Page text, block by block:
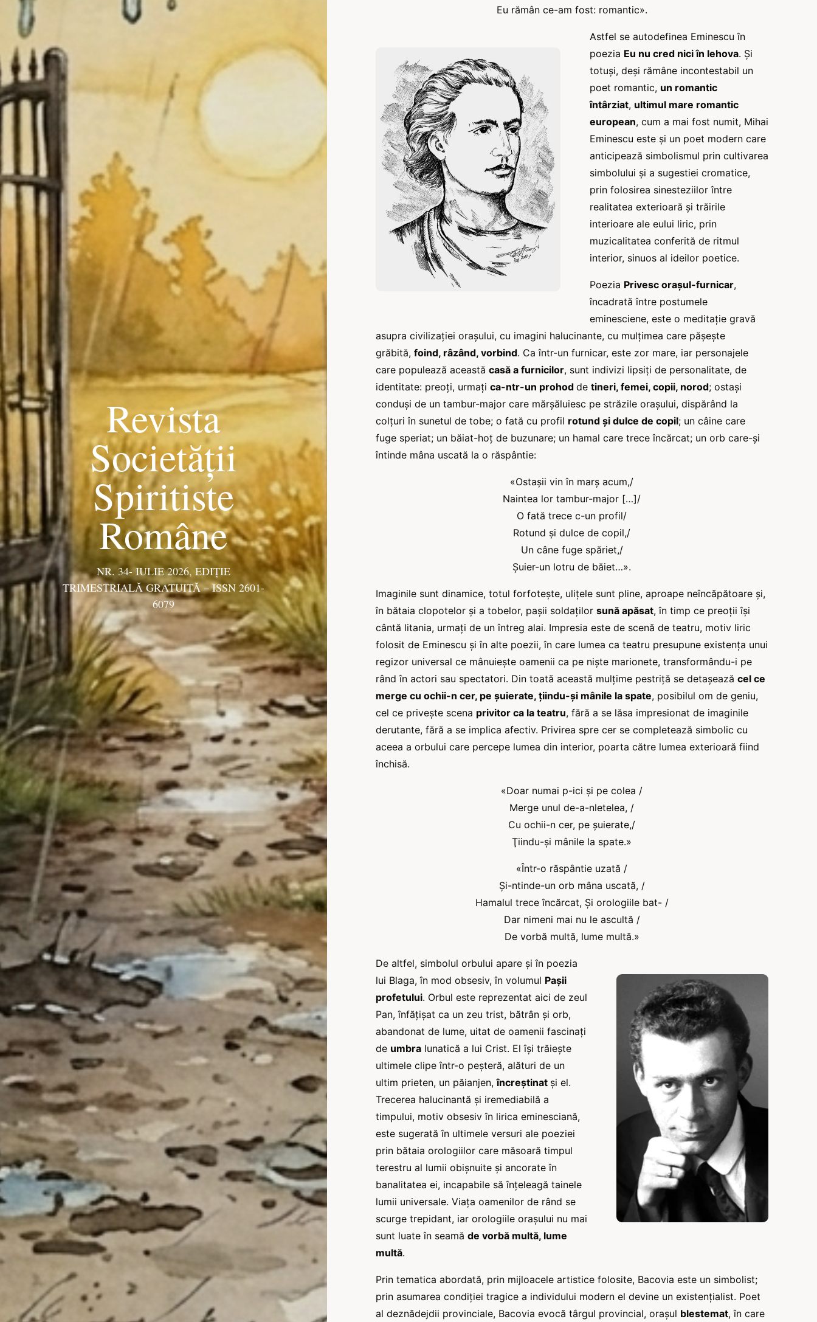
Revista
Societății
Spiritiste
Române
NR. 34- IULIE 2026, EDIŢIE
TRIMESTRIALĂ GRATUITĂ – ISSN 2601-
6079
Eu rămân ce-am fost: romantic».
Astfel se autodefinea Eminescu în
poezia Eu nu cred nici în Iehova. Şi
totuşi, deşi rămâne incontestabil un
poet romantic, un romantic
întârziat, ultimul mare romantic
european, cum a mai fost numit, Mihai
Eminescu este şi un poet modern care
anticipează simbolismul prin cultivarea
simbolului şi a sugestiei cromatice,
prin folosirea sinesteziilor între
realitatea exterioară şi trăirile
interioare ale eului liric, prin
muzicalitatea conferită de ritmul
interior, sinuos al ideilor poetice.
Poezia Privesc oraşul-furnicar,
încadrată între postumele
eminesciene, este o meditaţie gravă
asupra civilizaţiei oraşului, cu imagini halucinante, cu mulţimea care păşeşte
grăbită, foind, râzând, vorbind. Ca într-un furnicar, este zor mare, iar personajele
care populează această casă a furnicilor, sunt indivizi lipsiţi de personalitate, de
identitate: preoţi, urmaţi ca-ntr-un prohod de tineri, femei, copii, norod; ostaşi
conduşi de un tambur-major care mărşăluiesc pe străzile oraşului, dispărând la
colţuri în sunetul de tobe; o fată cu profil rotund şi dulce de copil; un câine care
fuge speriat; un băiat-hoţ de buzunare; un hamal care trece încărcat; un orb care-şi
întinde mâna uscată la o răspântie:
«Ostaşii vin în marş acum,/
Naintea lor tambur-major […]/
O fată trece c-un profil/
Rotund şi dulce de copil,/
Un câne fuge spăriet,/
Şuier-un lotru de băiet…».
Imaginile sunt dinamice, totul forfoteşte, uliţele sunt pline, aproape neîncăpătoare şi,
în bătaia clopotelor şi a tobelor, paşii soldaţilor sună apăsat, în timp ce preoţii îşi
cântă litania, urmaţi de un întreg alai. Impresia este de scenă de teatru, motiv liric
folosit de Eminescu şi în alte poezii, în care lumea ca teatru presupune existenţa unui
regizor universal ce mânuieşte oamenii ca pe nişte marionete, transformându-i pe
rând în actori sau spectatori. Din toată această mulţime pestriţă se detaşează cel ce
merge cu ochii-n cer, pe şuierate, ţiindu-şi mânile la spate, posibilul om de geniu,
cel ce priveşte scena privitor ca la teatru, fără a se lăsa impresionat de imaginile
derutante, fără a se implica afectiv. Privirea spre cer se completează simbolic cu
aceea a orbului care percepe lumea din interior, poarta către lumea exterioară fiind
închisă.
«Doar numai p-ici şi pe colea /
Merge unul de-a-nletelea, /
Cu ochii-n cer, pe şuierate,/
Ţiindu-şi mânile la spate.»
«Într-o răspântie uzată /
Şi-ntinde-un orb mâna uscată, /
Hamalul trece încărcat, Şi orologiile bat- /
Dar nimeni mai nu le ascultă /
De vorbă multă, lume multă.»
De altfel, simbolul orbului apare şi în poezia
lui Blaga, în mod obsesiv, în volumul Paşii
profetului. Orbul este reprezentat aici de zeul
Pan, înfăţişat ca un zeu trist, bătrân şi orb,
abandonat de lume, uitat de oamenii fascinaţi
de umbralunatică a lui Crist. El îşi trăieşte
ultimele clipe într-o peşteră, alături de un
ultim prieten, un păianjen,încreştinat şi el.
Trecerea halucinantă şi iremediabilă a
timpului, motiv obsesiv în lirica eminesciană,
este sugerată în ultimele versuri ale poeziei
prin bătaia orologiilor care măsoară timpul
terestru al lumii obişnuite şi ancorate în
banalitatea ei, incapabile să înţeleagă tainele
lumii universale. Viaţa oamenilor de rând se
scurge trepidant, iar orologiile oraşului nu mai
sunt luate în seamă de vorbă multă, lume
multă.
Prin tematica abordată, prin mijloacele artistice folosite, Bacovia este un simbolist;
prin asumarea condiţiei tragice a individului modern el devine un existenţialist. Poet
al deznădejdii provinciale, Bacovia evocă târgul provincial, oraşul blestemat, în care